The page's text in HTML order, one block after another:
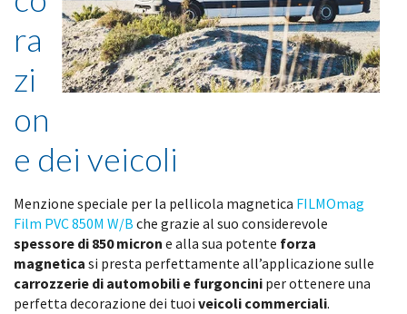
ra
zi
on
e dei veicoli
Menzione speciale per la pellicola magnetica FILMOmag
Film PVC 850M W/B che grazie al suo considerevole
spessore di 850 micron e alla sua potente forza
magnetica si presta perfettamente all’applicazione sulle
carrozzerie di automobili e furgoncini per ottenere una
perfetta decorazione dei tuoi veicoli commerciali.